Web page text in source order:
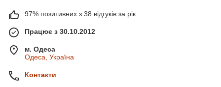
97% позитивних з 38 відгуків за рік
Працює з 30.10.2012
м. Одеса
Одеса, Україна
Контакти